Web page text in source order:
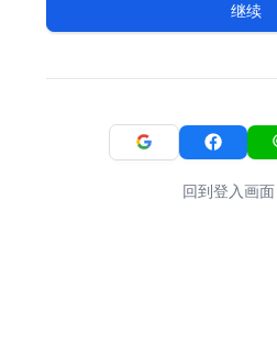
继续
回到登入画面